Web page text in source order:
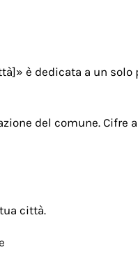
è dedicata a un
del comune.
città.